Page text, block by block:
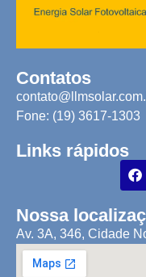
Contatos
Fone: (19) 3617-1303
Links rápidos
Nossa
Av. 3A, 346, Cidade